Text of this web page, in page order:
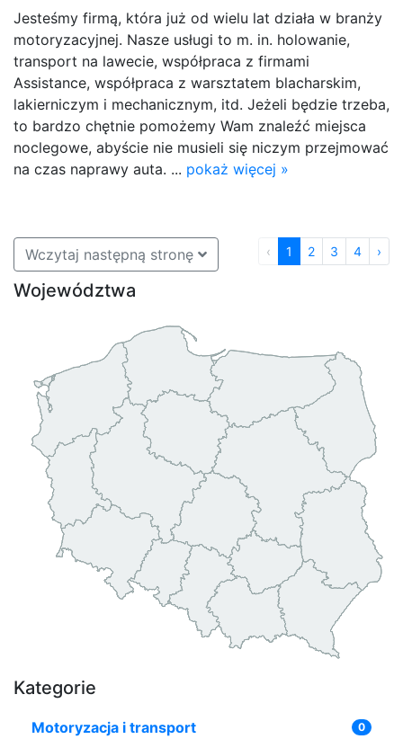
Jesteśmy firmą, która już od wielu lat działa w branży
motoryzacyjnej. Nasze usługi to m. in. holowanie,
transport na lawecie, współpraca z firmami
Assistance, współpraca z warsztatem blacharskim,
lakierniczym i mechanicznym, itd. Jeżeli będzie trzeba,
to bardzo chętnie pomożemy Wam znaleźć miejsca
noclegowe, abyście nie musieli się niczym przejmować
na czas naprawy auta. ... pokaż więcej »
Wczytaj następną stronę ‹ 1 2 3 4 ›
Województwa
Kategorie
Motoryzacja i transport 0